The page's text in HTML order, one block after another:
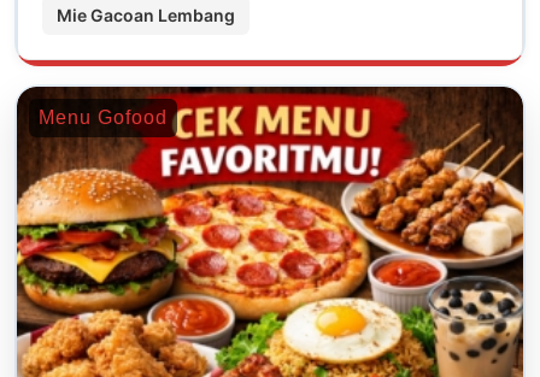
Mie Gacoan Lembang
Menu Gofood